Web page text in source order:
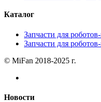
Каталог
Запчасти для
Запчасти для
© MiFan 2018-2025 г.
Новости